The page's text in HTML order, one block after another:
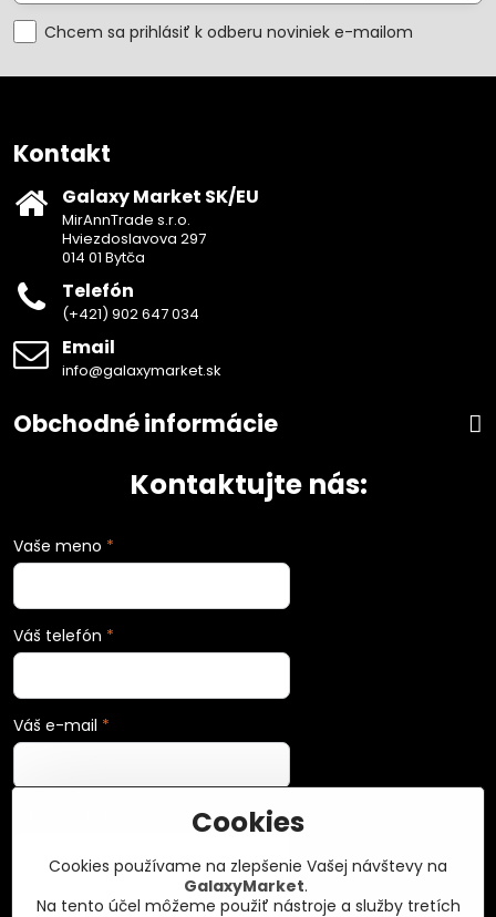
Chcem sa prihlásiť k odberu noviniek e-mailom
Kontakt
Galaxy Market SK/EU
MirAnnTrade s.r.o.
Hviezdoslavova 297
014 01 Bytča
Telefón
(+421) 902 647 034
Email
info@galaxymarket.sk
Obchodné informácie
Kontaktujte nás:
Vaše meno *
Váš telefón *
Váš e-mail *
Cookies
Cookies používame na zlepšenie Vašej návštevy na
GalaxyMarket.
Na tento účel môžeme použiť nástroje a služby tretích